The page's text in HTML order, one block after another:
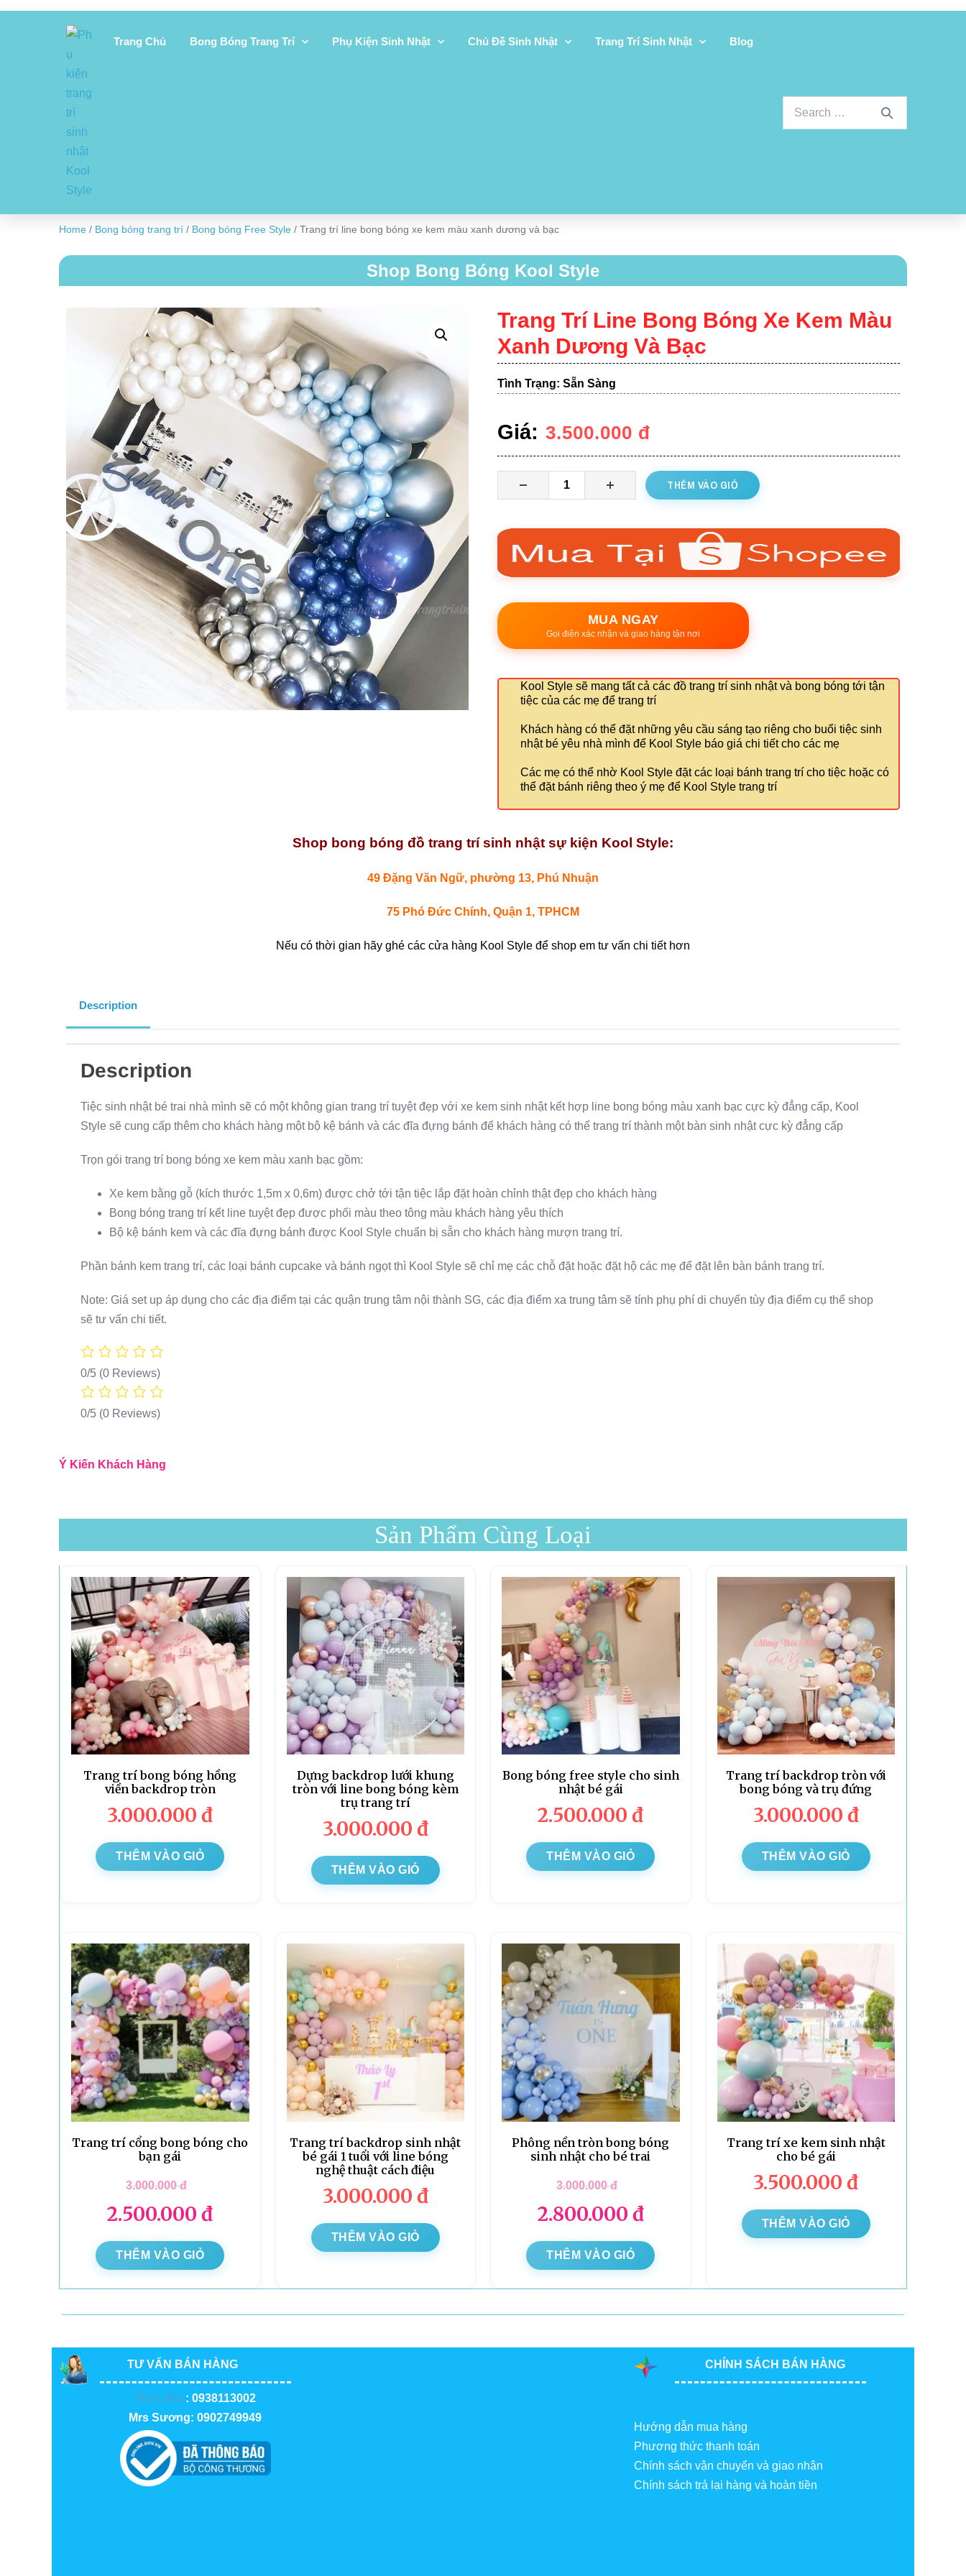
Trang Chủ Bong Bóng Trang Trí Phụ Kiện Sinh Nhật Chủ Đề Sinh Nhật Trang Trí Sinh Nhật Blog
Home / Bong bóng trang trí / Bong bóng Free Style / Trang trí line bong bóng xe kem màu xanh dương và bạc
Shop Bong Bóng Kool Style
Trang Trí Line Bong Bóng Xe Kem Màu
Xanh Dương Và Bạc
Tình Trạng: Sẵn Sàng
Giá: 3.500.000 đ
THÊM VÀO GIỎ
MUA NGAY
Gọi điện xác nhận và giao hàng tận nơi
Kool Style sẽ mang tất cả các đồ trang trí sinh nhật và bong bóng tới tận
tiệc của các mẹ để trang trí
Khách hàng có thể đặt những yêu cầu sáng tạo riêng cho buổi tiệc sinh
nhật bé yêu nhà mình để Kool Style báo giá chi tiết cho các mẹ
Các mẹ có thể nhờ Kool Style đặt các loại bánh trang trí cho tiệc hoặc có
thể đặt bánh riêng theo ý mẹ để Kool Style trang trí
Shop bong bóng đồ trang trí sinh nhật sự kiện Kool Style:
49 Đặng Văn Ngữ, phường 13, Phú Nhuận
75 Phó Đức Chính, Quận 1, TPHCM
Nếu có thời gian hãy ghé các cửa hàng Kool Style để shop em tư vấn chi tiết hơn
Description
Description
Tiệc sinh nhật bé trai nhà mình sẽ có một không gian trang trí tuyệt đẹp với xe kem sinh nhật kết hợp line bong bóng màu xanh bạc cực kỳ đẳng cấp, Kool
Style sẽ cung cấp thêm cho khách hàng một bộ kệ bánh và các đĩa đựng bánh để khách hàng có thể trang trí thành một bàn sinh nhật cực kỳ đẳng cấp
Trọn gói trang trí bong bóng xe kem màu xanh bạc gồm:
Xe kem bằng gỗ (kích thước 1,5m x 0,6m) được chở tới tận tiệc lắp đặt hoàn chỉnh thật đẹp cho khách hàng
Bong bóng trang trí kết line tuyệt đẹp được phối màu theo tông màu khách hàng yêu thích
Bộ kệ bánh kem và các đĩa đựng bánh được Kool Style chuẩn bị sẵn cho khách hàng mượn trang trí.
Phần bánh kem trang trí, các loại bánh cupcake và bánh ngọt thì Kool Style sẽ chỉ mẹ các chỗ đặt hoặc đặt hộ các mẹ để đặt lên bàn bánh trang trí.
Note: Giá set up áp dụng cho các địa điểm tại các quận trung tâm nội thành SG, các địa điểm xa trung tâm sẽ tính phụ phí di chuyển tùy địa điểm cụ thể shop
sẽ tư vấn chi tiết.
0/5 (0 Reviews)
0/5 (0 Reviews)
Ý Kiến Khách Hàng
Sản Phẩm Cùng Loại
Trang trí bong bóng hồng
viền backdrop tròn
3.000.000đ
THÊM VÀO GIỎ
Dựng backdrop lưới khung
tròn với line bong bóng kèm
trụ trang trí
3.000.000 đ
THÊM VÀO GIỎ
Bong bóng free style cho sinh
nhật bé gái
2.500.000đ
THÊM VÀO GIỎ
Trang trí backdrop tròn với
bong bóng và trụ đứng
3.000.000 đ
THÊM VÀO GIỎ
Trang trí cổng bong bóng cho
bạn gái
3.000.000đ
2.500.000đ
THÊM VÀO GIỎ
Trang trí backdrop sinh nhật
bé gái 1 tuổi với line bóng
nghệ thuật cách điệu
3.000.000 đ
THÊM VÀO GIỎ
Phông nền tròn bong bóng
sinh nhật cho bé trai
3.000.000đ
2.800.000 đ
THÊM VÀO GIỎ
Trang trí xe kem sinh nhật
cho bé gái
3.500.000đ
THÊM VÀO GIỎ
TƯ VẤN BÁN HÀNG
Miss Hảo: 0938113002
Mrs Sương: 0902749949
CHÍNH SÁCH BÁN HÀNG
Hướng dẫn mua hàng
Phương thức thanh toán
Chính sách vận chuyển và giao nhận
Chính sách trả lại hàng và hoàn tiền